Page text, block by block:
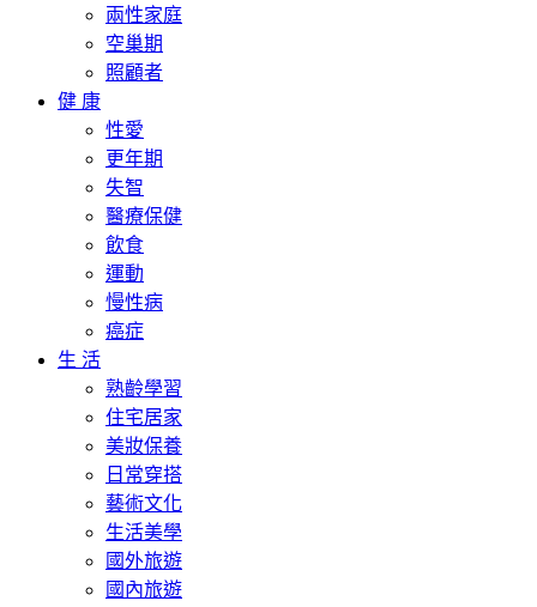
兩性家庭
空巢期
照顧者
健 康
性愛
更年期
失智
醫療保健
飲食
運動
慢性病
癌症
生 活
熟齡學習
住宅居家
美妝保養
日常穿搭
藝術文化
生活美學
國外旅遊
國內旅遊